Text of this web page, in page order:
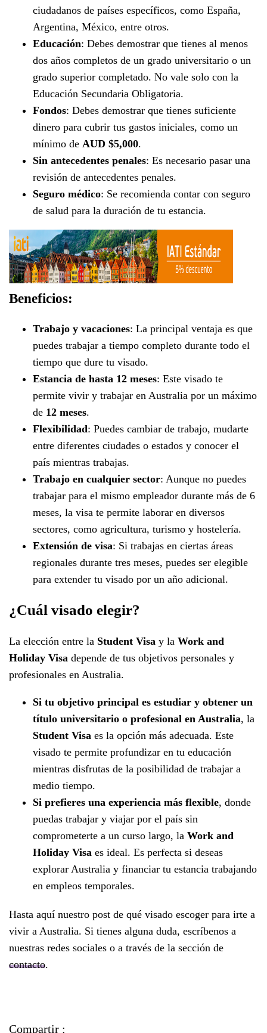
ciudadanos de países específicos, como España,
Argentina, México, entre otros.
Educación: Debes demostrar que tienes al menos
dos años completos de un grado universitario o un
grado superior completado. No vale solo con la
Educación Secundaria Obligatoria.
Fondos: Debes demostrar que tienes suficiente
dinero para cubrir tus gastos iniciales, como un
mínimo de AUD $5,000.
Sin antecedentes penales: Es necesario pasar una
revisión de antecedentes penales.
Seguro médico: Se recomienda contar con seguro
de salud para la duración de tu estancia.
Beneficios:
Trabajo y vacaciones: La principal ventaja es que
puedes trabajar a tiempo completo durante todo el
tiempo que dure tu visado.
Estancia de hasta 12 meses: Este visado te
permite vivir y trabajar en Australia por un máximo
de 12 meses.
Flexibilidad: Puedes cambiar de trabajo, mudarte
entre diferentes ciudades o estados y conocer el
país mientras trabajas.
Trabajo en cualquier sector: Aunque no puedes
trabajar para el mismo empleador durante más de 6
meses, la visa te permite laborar en diversos
sectores, como agricultura, turismo y hostelería.
Extensión de visa: Si trabajas en ciertas áreas
regionales durante tres meses, puedes ser elegible
para extender tu visado por un año adicional.
¿Cuál visado elegir?
La elección entre la Student Visa y la Work and
Holiday Visa depende de tus objetivos personales y
profesionales en Australia.
Si tu objetivo principal es estudiar y obtener un
título universitario o profesional en Australia, la
Student Visa es la opción más adecuada. Este
visado te permite profundizar en tu educación
mientras disfrutas de la posibilidad de trabajar a
medio tiempo.
Si prefieres una experiencia más flexible, donde
puedas trabajar y viajar por el país sin
comprometerte a un curso largo, la Work and
Holiday Visa es ideal. Es perfecta si deseas
explorar Australia y financiar tu estancia trabajando
en empleos temporales.
Hasta aquí nuestro post de qué visado escoger para irte a
vivir a Australia. Si tienes alguna duda, escríbenos a
nuestras redes sociales o a través de la sección de
contacto.
Compartir :